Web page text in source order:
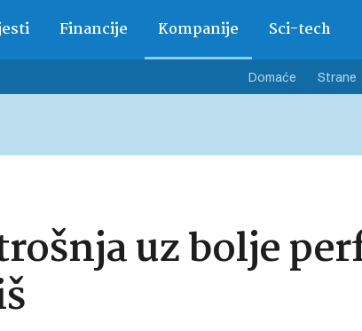
Financije Kompanije Sci-tech
Domaće Strane
uz bolje